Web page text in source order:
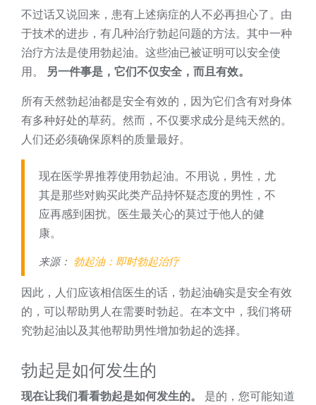
不过话又说回来，患有上述病症的人不必再担心了。由
于技术的进步，有几种治疗勃起问题的方法。其中一种
治疗方法是使用勃起油。这些油已被证明可以安全使
用。 另一件事是，它们不仅安全，而且有效。
所有天然勃起油都是安全有效的，因为它们含有对身体
有多种好处的草药。然而，不仅要求成分是纯天然的。
人们还必须确保原料的质量最好。
现在医学界推荐使用勃起油。不用说，男性，尤
其是那些对购买此类产品持怀疑态度的男性，不
应再感到困扰。医生最关心的莫过于他人的健
康。
来源： 勃起油：即时勃起治疗
因此，人们应该相信医生的话，勃起油确实是安全有效
的，可以帮助男人在需要时勃起。在本文中，我们将研
究勃起油以及其他帮助男性增加勃起的选择。
勃起是如何发生的
现在让我们看看勃起是如何发生的。
是的，您可能知道